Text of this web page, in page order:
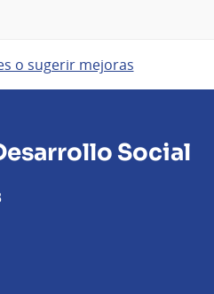
o sugerir mejoras
Social